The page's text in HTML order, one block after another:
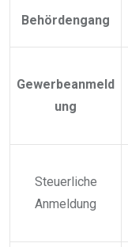
Behördengang
Gewerbeanmeld
ung
Steuerliche
Anmeldung